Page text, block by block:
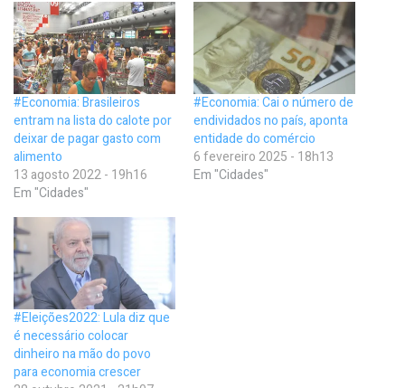
#Economia: Brasileiros
entram na lista do calote por
deixar de pagar gasto com
alimento
13 agosto 2022 - 19h16
Em "Cidades"
#Economia: Cai o número de
endividados no país, aponta
entidade do comércio
6 fevereiro 2025 - 18h13
Em "Cidades"
#Eleições2022: Lula diz que
é necessário colocar
dinheiro na mão do povo
para economia crescer